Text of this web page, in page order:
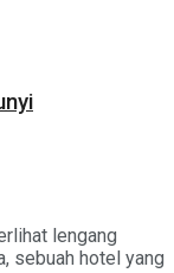
lengang
sebuah hotel yang